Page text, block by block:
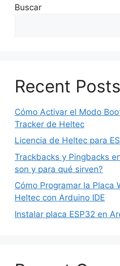
Buscar
Recent Posts
Cómo Activar el Modo
Tracker de Heltec
Licencia de Heltec para
Trackbacks y Pingbacks
son y para qué sirven?
Cómo Programar la Placa
Heltec con Arduino IDE
Instalar placa ESP32 en